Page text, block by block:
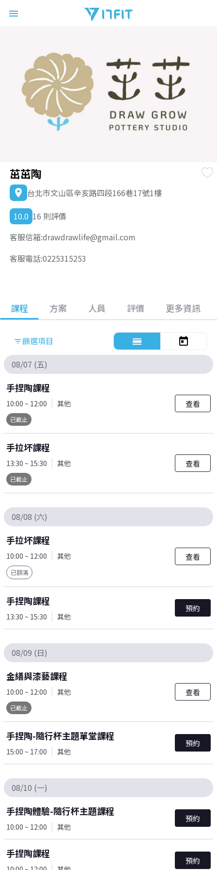
menu
茁茁陶
location_on 台北市文山區辛亥路四段166巷17號1樓
10.0 16 則評價
客服信箱:drawdrawlife@gmail.com
客服電話:0225315253
課程 方案 人員 評價 更多資訊
filter_list篩選項目 calendar_view_day
today
08/07 (五)
手捏陶課程
10:00 ~ 12:00 其他
已截止
查看
手拉坏課程
13:30 ~ 15:30 其他
已截止
查看
08/08 (六)
手拉坏課程
10:00 ~ 12:00 其他
已額滿
查看
手捏陶課程
13:30 ~ 15:30 其他
預約
08/09 (日)
金繕與漆藝課程
10:00 ~ 12:00 其他
已截止
查看
手捏陶-隨行杯主題單堂課程
15:00 ~ 17:00 其他
預約
08/10 (一)
手捏陶體驗-隨行杯主題課程
10:00 ~ 12:00 其他
預約
手捏陶課程
預約